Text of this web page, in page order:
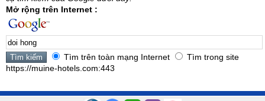
Mở rộng trên Internet :
Tìm trên toàn mạng Internet
Tìm trong site
https://muine-hotels.com:443